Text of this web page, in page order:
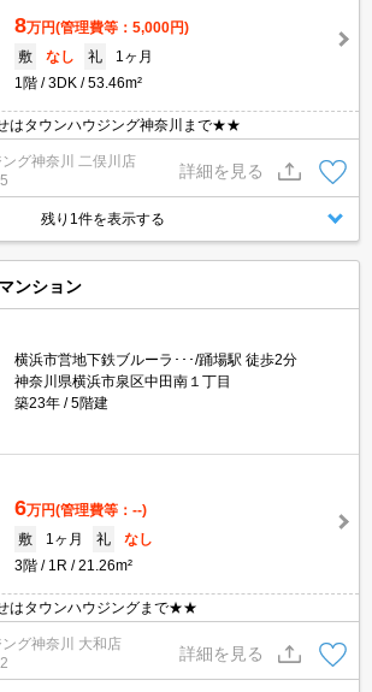
8万円(管理費等：5,000円)
敷
なし 礼
1ヶ月
1階
3DK 53.46m²
はタウンハウジング神奈川まで★★
グ神奈川 二俣川店
詳細を見る
残り1件を表示する
ンション
横浜市営地下鉄ブルーラ･･･/踊場駅 徒歩2分
神奈川県横浜市泉区中田南１丁目
築23年
5階建
6万円(管理費等：--)
敷
1ヶ月 礼
なし
3階
1R 21.26m²
はタウンハウジングまで★★
グ神奈川 大和店
詳細を見る